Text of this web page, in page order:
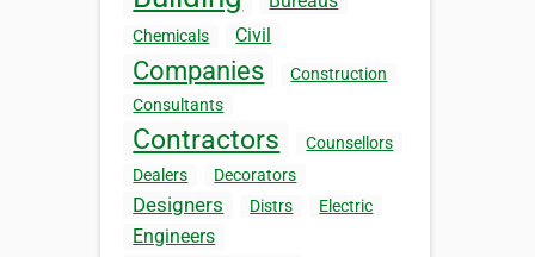
Chemicals Civil
Companies
Construction
Consultants
Contractors
Counsellors
Dealers
Decorators
Designers Distrs Electric
Engineers